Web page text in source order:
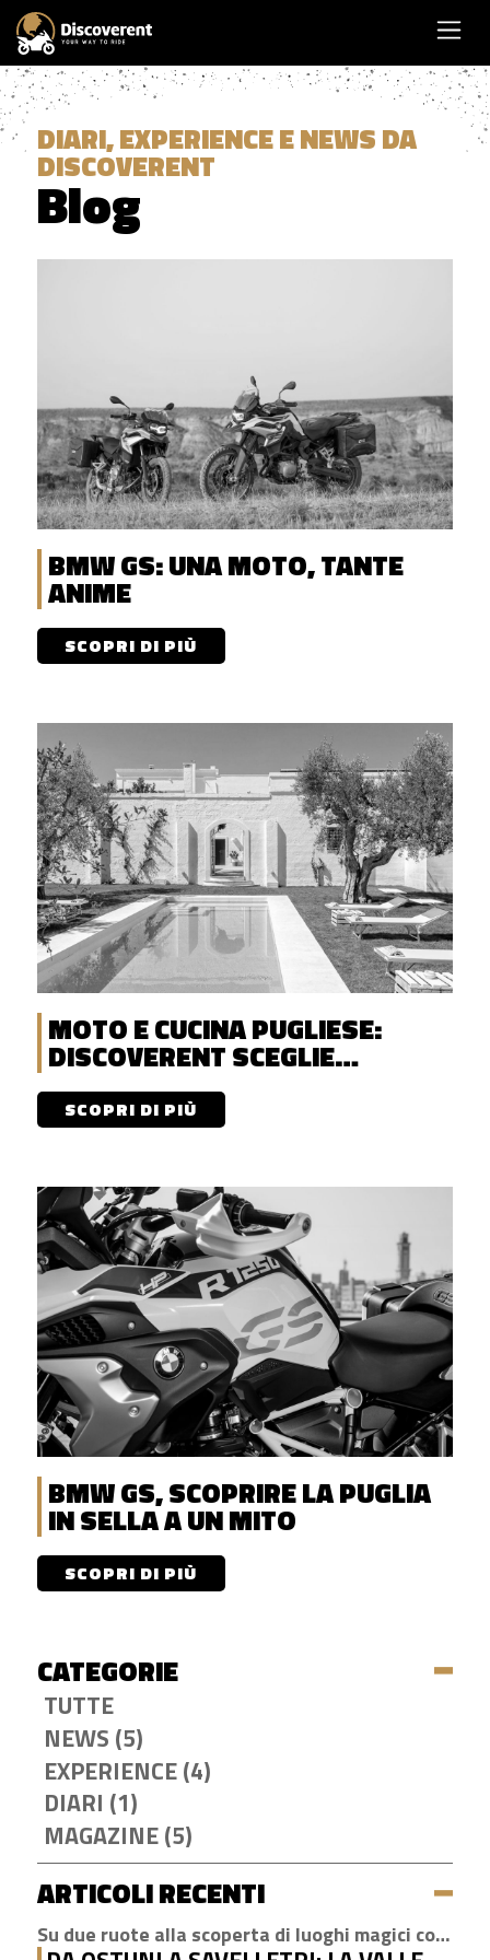
DIARI, EXPERIENCE E NEWS DA
DISCOVERENT
Blog
BMW GS: UNA MOTO, TANTE
ANIME
SCOPRI DI PIÙ
MOTO E CUCINA PUGLIESE:
DISCOVERENT SCEGLIE
MASSERIA NARDUCCI
SCOPRI DI PIÙ
BMW GS, SCOPRIRE LA PUGLIA
IN SELLA A UN MITO
SCOPRI DI PIÙ
CATEGORIE
TUTTE
NEWS (5)
EXPERIENCE (4)
DIARI (1)
MAGAZINE (5)
ARTICOLI RECENTI
Su due ruote alla scoperta di luoghi magici come Cisternino, Locorotondo e Alberobello